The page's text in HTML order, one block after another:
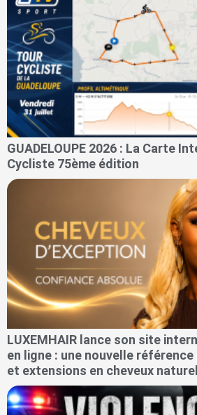
GUADELOUPE 2026 : La Carte
Cycliste 75ème édition
LUXEMHAIR lance son site
en ligne : une nouvelle
et extensions en cheveux